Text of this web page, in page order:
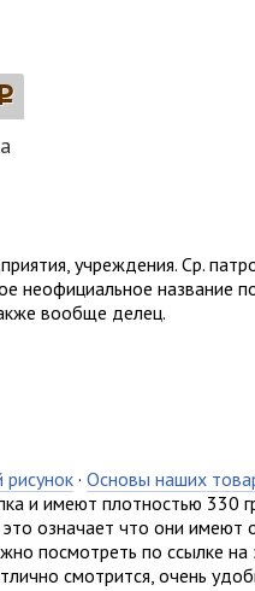
учреждения. Ср.
неофициальное название
вообще делец.
рисунок · Основы наших
и имеют плотностью 330
означает что они имеют
посмотреть по ссылке на
смотрится, очень